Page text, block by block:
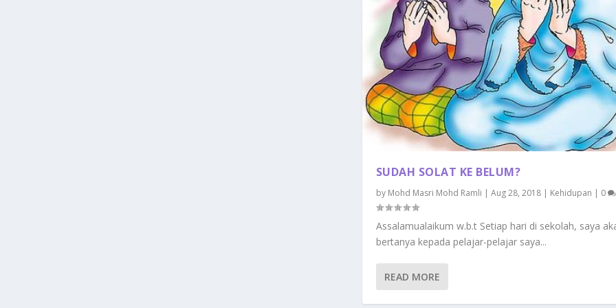
SUDAH SOLAT KE BELUM?
by Mohd Masri Mohd Ramli | Aug 28, 2018| Kehidupan | 0
Assalamualaikum w.b.t Setiap hari di sekolah, saya
bertanya kepada pelajar-pelajar saya...
READ MORE